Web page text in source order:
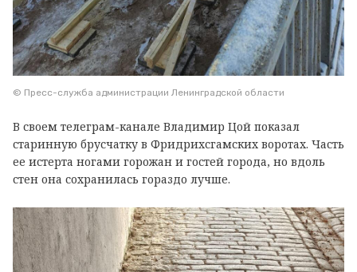
© Пресс-служба администрации Ленинградской области
В своем телеграм-канале Владимир Цой показал
старинную брусчатку в Фридрихсгамских воротах. Часть
ее истерта ногами горожан и гостей города, но вдоль
стен она сохранилась гораздо лучше.